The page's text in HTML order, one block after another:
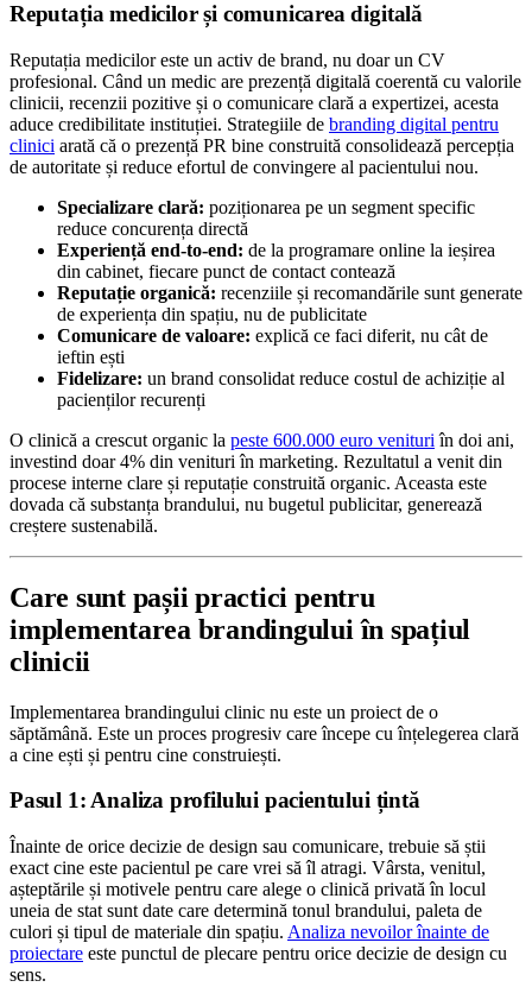
Reputația medicilor și comunicarea digitală
Reputația medicilor este un activ de brand, nu doar un CV
profesional. Când un medic are prezență digitală coerentă cu valorile
clinicii, recenzii pozitive și o comunicare clară a expertizei, acesta
aduce credibilitate instituției. Strategiile de branding digital pentru
clinici arată că o prezență PR bine construită consolidează percepția
de autoritate și reduce efortul de convingere al pacientului nou.
Specializare clară: poziționarea pe un segment specific
reduce concurența directă
Experiență end-to-end: de la programare online la ieșirea
din cabinet, fiecare punct de contact contează
Reputație organică: recenziile și recomandările sunt generate
de experiența din spațiu, nu de publicitate
Comunicare de valoare: explică ce faci diferit, nu cât de
ieftin ești
Fidelizare: un brand consolidat reduce costul de achiziție al
pacienților recurenți
O clinică a crescut organic la peste 600.000 euro venituri în doi ani,
investind doar 4% din venituri în marketing. Rezultatul a venit din
procese interne clare și reputație construită organic. Aceasta este
dovada că substanța brandului, nu bugetul publicitar, generează
creștere sustenabilă.
Care sunt pașii practici pentru
implementarea brandingului în spațiul
clinicii
Implementarea brandingului clinic nu este un proiect de o
săptămână. Este un proces progresiv care începe cu înțelegerea clară
a cine ești și pentru cine construiești.
Pasul 1: Analiza profilului pacientului țintă
Înainte de orice decizie de design sau comunicare, trebuie să știi
exact cine este pacientul pe care vrei să îl atragi. Vârsta, venitul,
așteptările și motivele pentru care alege o clinică privată în locul
uneia de stat sunt date care determină tonul brandului, paleta de
culori și tipul de materiale din spațiu. Analiza nevoilor înainte de
proiectare este punctul de plecare pentru orice decizie de design cu
sens.